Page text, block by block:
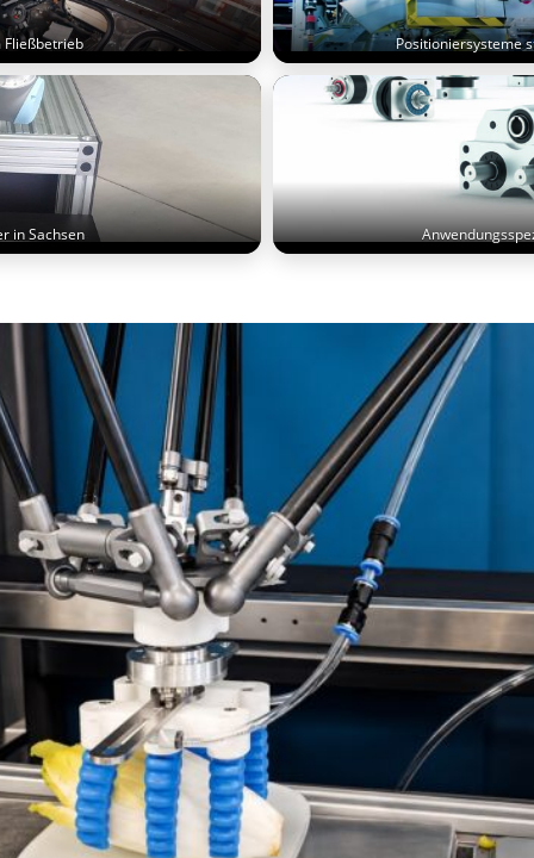
Fließbetrieb Positioniersysteme
in Sachsen